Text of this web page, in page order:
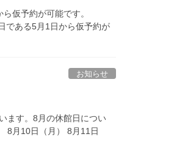
仮予約が可能です。
である5月1日から仮予約が
お知らせ
ます。8月の休館日につい
8月10日（月） 8月11日